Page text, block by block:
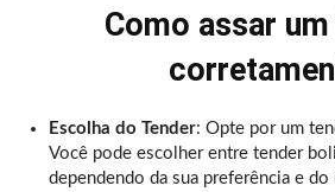
Como assar
Escolha do Tender: Opte por um
Você pode escolher entre tender
dependendo da sua preferência e do